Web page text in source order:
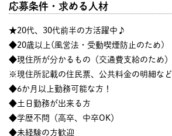
応募条件・求める人材
★20代、30代前半の方活躍中♪
◆20歳以上(風営法・受動喫煙防止のため)
◆現住所が分かるもの（交通費支給のため）
※現住所記載の住民票、公共料金の明細など
◆6か月以上勤務可能な方！
◆土日勤務が出来る方
◆学歴不問（高卒、中卒OK）
◆未経験の方歓迎